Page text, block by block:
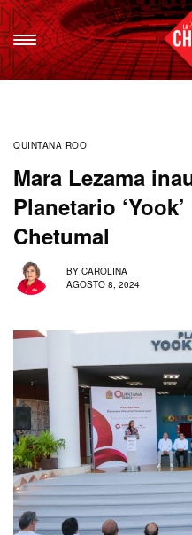
QUINTANA ROO
Mara Lezama
Planetario
Chetumal
BY CAROLINA
AGOSTO 8, 2024